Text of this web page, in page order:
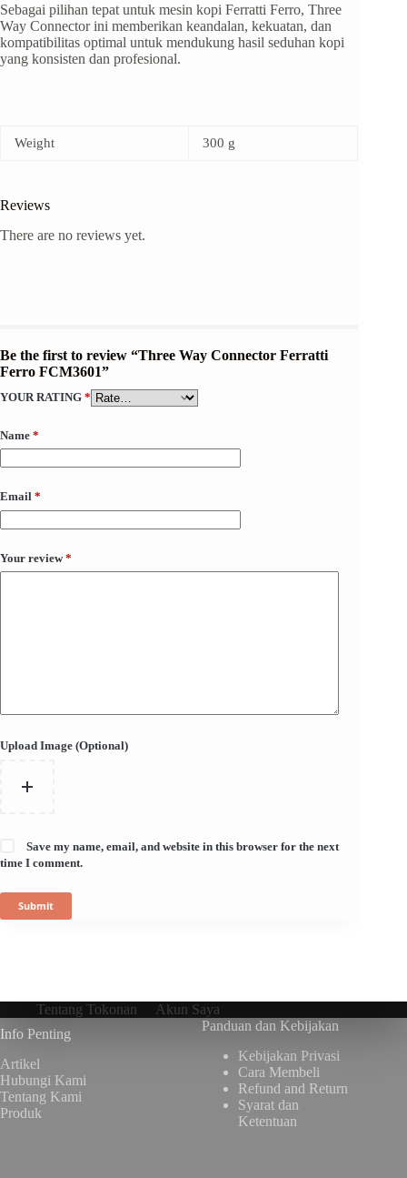
Sebagai pilihan tepat untuk mesin kopi Ferratti Ferro, Three
Way Connector ini memberikan keandalan, kekuatan, dan
kompatibilitas optimal untuk mendukung hasil seduhan kopi
yang konsisten dan profesional.
Weight 300 g
Reviews
There are no reviews yet.
Be the first to review “Three Way Connector Ferratti
Ferro FCM3601”
YOUR RATING *
Name *
Email *
Your review*
Upload Image (Optional)
Save my name, email, and website in this browser for the next
time I comment.
Submit
Tentang Tokonan
Akun Saya
Info Penting
Artikel
Hubungi Kami
Tentang Kami
Produk
Panduan dan Kebijakan
Kebijakan Privasi
Cara Membeli
Refund and Return
Syarat dan
Ketentuan